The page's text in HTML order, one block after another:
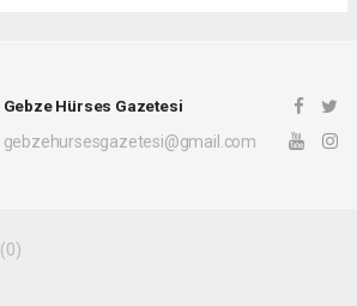
Gebze Hürses Gazetesi
gebzehursesgazetesi@gmail.com
(0)